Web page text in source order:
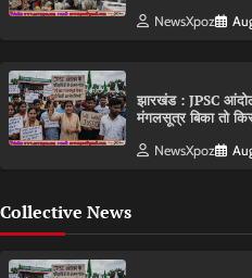
NewsXpoz
झारखंड : JPSC
मंगलसूत्र बिका तो
NewsXpoz
Collective News